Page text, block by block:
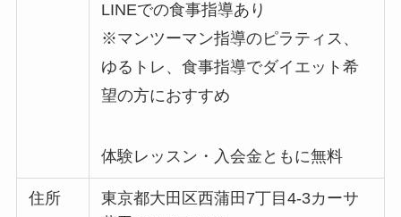
LINEでの食事指導あり
※マンツーマン指導のピラティス、
ゆるトレ、食事指導でダイエット希
望の方におすすめ
体験レッスン・入会金ともに無料
住所
東京都大田区西蒲田7丁目4-3カーサ